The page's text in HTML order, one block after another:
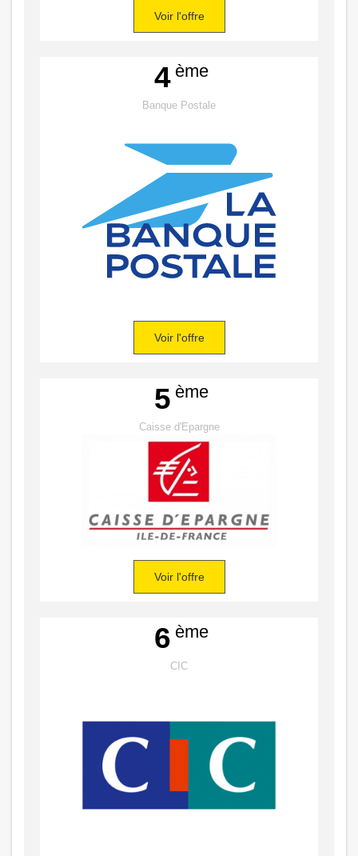
Voir l'offre
4ème
Banque Postale
Voir l'offre
5ème
Caisse d'Epargne
Voir l'offre
6ème
CIC